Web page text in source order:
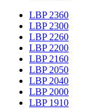
LBP 2360
LBP 2300
LBP 2260
LBP 2200
LBP 2160
LBP 2050
LBP 2040
LBP 2000
LBP 1910